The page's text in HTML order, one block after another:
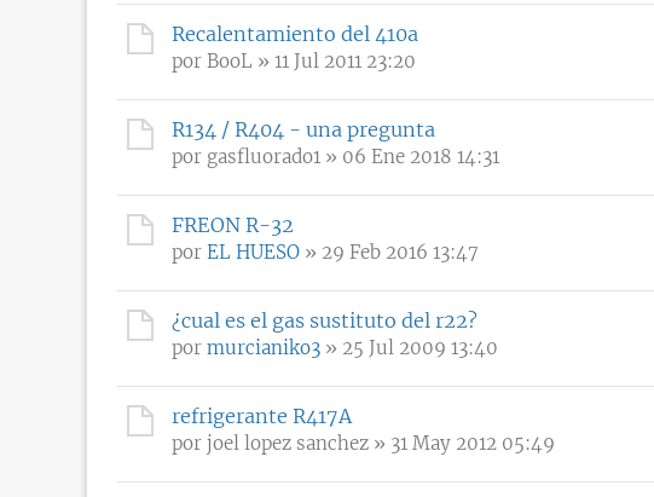
Recalentamiento del 410a
por BooL » 11 Jul 2011 23:20
R134 / R404 - una pregunta
por gasfluorado1 » 06 Ene 2018 14:31
FREON R-32
por EL HUESO » 29 Feb 2016 13:47
¿cual es el gas sustituto del r22?
por murcianiko3 » 25 Jul 2009 13:40
refrigerante R417A
por joel lopez sanchez » 31 May 2012 05:49